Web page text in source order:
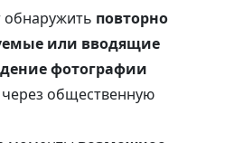
обнаружить повторно
или вводящие
фотографии
общественную